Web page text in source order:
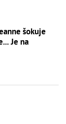
šokuje
Je na